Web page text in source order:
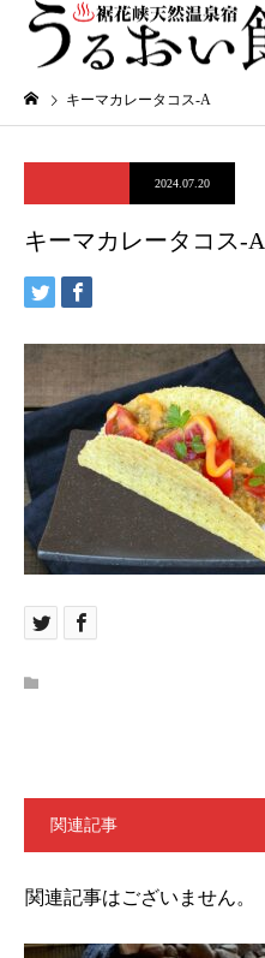
キーマカレータコス-A
2024.07.20
キーマカレータコス-A
関連記事
関連記事はございません。